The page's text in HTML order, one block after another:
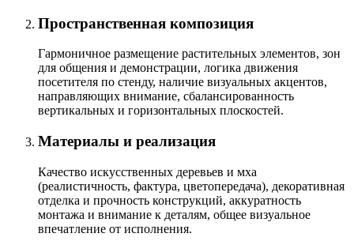
Пространственная композиция
Гармоничное размещение растительных элементов, зон
для общения и демонстрации, логика движения
посетителя по стенду, наличие визуальных акцентов,
направляющих внимание, сбалансированность
вертикальных и горизонтальных плоскостей.
Материалы и реализация
Качество искусственных деревьев и мха
(реалистичность, фактура, цветопередача), декоративная
отделка и прочность конструкций, аккуратность
монтажа и внимание к деталям, общее визуальное
впечатление от исполнения.